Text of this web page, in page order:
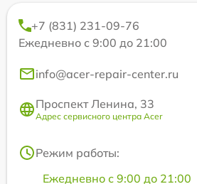
+7 (831) 231-09-76
Ежедневно с 9:00 до 21:00
info@acer-repair-center.ru
Проспект Ленина, 33
Адрес сервисного центра Acer
Режим работы:
Ежедневно с 9:00 до 21:00